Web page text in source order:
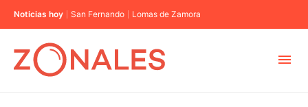
Noticias hoy San Fernando Lomas de Zamora